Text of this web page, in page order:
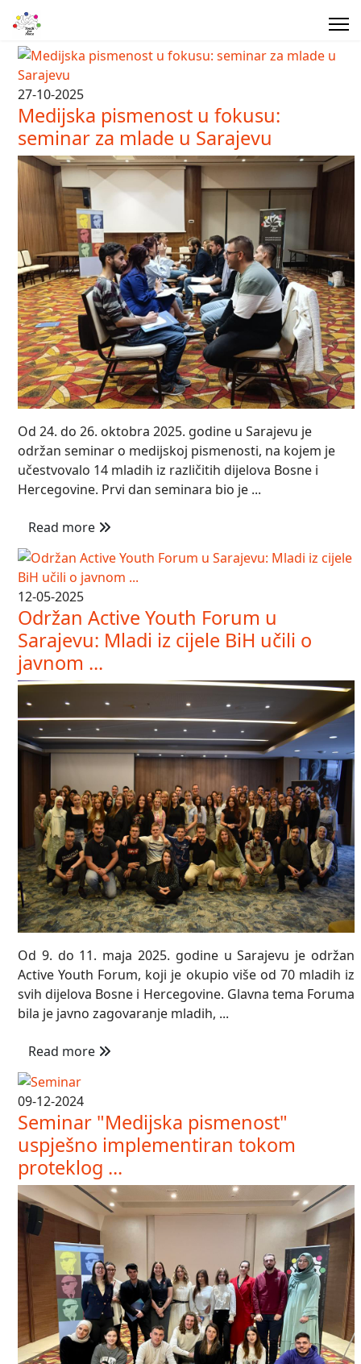
27-10-2025
Medijska pismenost u fokusu:
seminar za mlade u Sarajevu
Od 24. do 26. oktobra 2025. godine u Sarajevu je
održan seminar o medijskoj pismenosti, na kojem je
učestvovalo 14 mladih iz različitih dijelova Bosne i
Hercegovine. Prvi dan seminara bio je ...
Read more
12-05-2025
Održan Active Youth Forum u
Sarajevu: Mladi iz cijele BiH učili o
javnom ...
Od 9. do 11. maja 2025. godine u Sarajevu je održan
Active Youth Forum, koji je okupio više od 70 mladih iz
svih dijelova Bosne i Hercegovine. Glavna tema Foruma
bila je javno zagovaranje mladih, ...
Read more
09-12-2024
Seminar "Medijska pismenost"
uspješno implementiran tokom
proteklog ...